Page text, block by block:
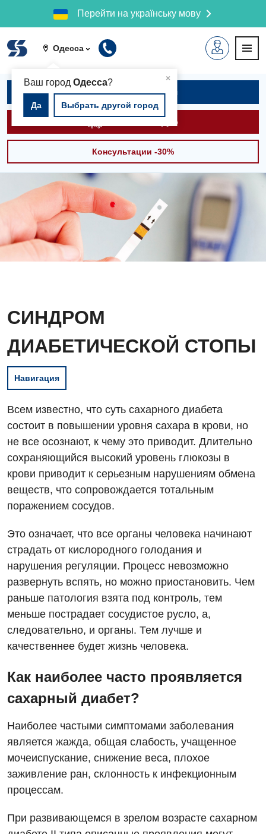
Перейти на українську мову
Одесса
×
Ваш город Одесса?
Да Выбрать другой город
Записаться на приём
Вызвать скорую
Консультации -30%
СИНДРОМ
ДИАБЕТИЧЕСКОЙ СТОПЫ
Навигация
Всем известно, что суть сахарного диабета
состоит в повышении уровня сахара в крови, но
не все осознают, к чему это приводит. Длительно
сохраняющийся высокий уровень глюкозы в
крови приводит к серьезным нарушениям обмена
веществ, что сопровождается тотальным
поражением сосудов.
Это означает, что все органы человека начинают
страдать от кислородного голодания и
нарушения регуляции. Процесс невозможно
развернуть вспять, но можно приостановить. Чем
раньше патология взята под контроль, тем
меньше пострадает сосудистое русло, а,
следовательно, и органы. Тем лучше и
качественнее будет жизнь человека.
Как наиболее часто проявляется
сахарный диабет?
Наиболее частыми симптомами заболевания
является жажда, общая слабость, учащенное
мочеиспускание, снижение веса, плохое
заживление ран, склонность к инфекционным
процессам.
При развивающемся в зрелом возрасте сахарном